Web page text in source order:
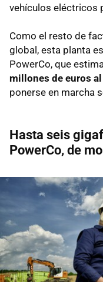
vehículos eléctricos
Como el resto de
global, esta planta
PowerCo, que
millones de euros
ponerse en marcha
Hasta seis
PowerCo, de